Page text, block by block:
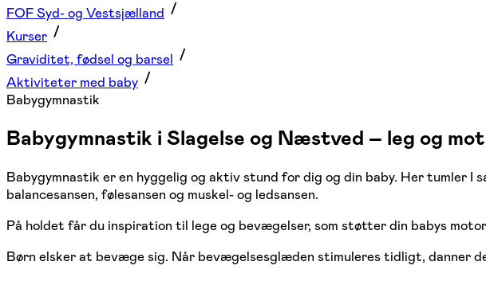
FOF Syd- og Vestsjælland
Kurser
Graviditet, fødsel og barsel
Aktiviteter med baby
Babygymnastik
Babygymnastik i Slagelse og Næstved – leg og
Babygymnastik er en hyggelig og aktiv stund for dig og din baby. Her tumler
balancesansen, følesansen og muskel- og ledsansen.
På holdet får du inspiration til lege og bevægelser, som støtter din babys
Børn elsker at bevæge sig. Når bevægelsesglæden stimuleres tidligt, danner